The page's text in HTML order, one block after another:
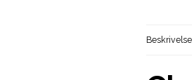
Beskrivelse